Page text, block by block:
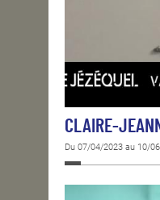
CLAIRE-
Du 07/04/2023 au 10/